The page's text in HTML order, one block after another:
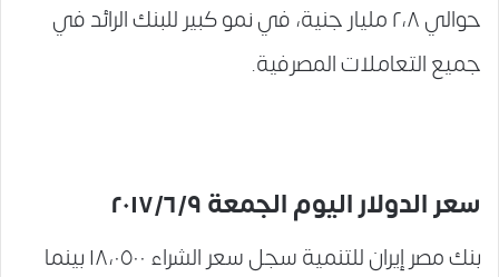
حوالي ٢،٨ مليار جنية، في نمو كبير للبنك الرائد في
جميع التعاملات المصرفية.
سعر الدولار اليوم الجمعة ٢٠١٧/٦/٩
بنك مصر إيران للتنمية سجل سعر الشراء ١٨،٠٥٠٠ بينما